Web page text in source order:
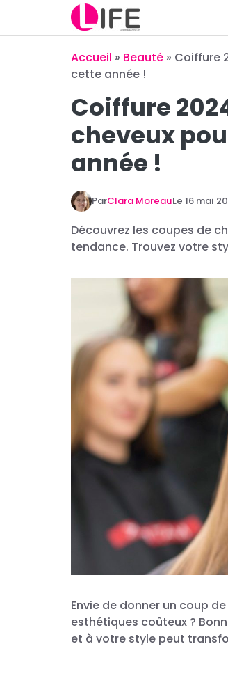
contenu
Accueil » Beauté » Coiffure
cette année !
Coiffure
cheveux
année !
ParClara MoreauLe 16 mai
Découvrez les coupes de
tendance. Trouvez votre
Envie de donner un coup
esthétiques coûteux ?
et à votre style peut